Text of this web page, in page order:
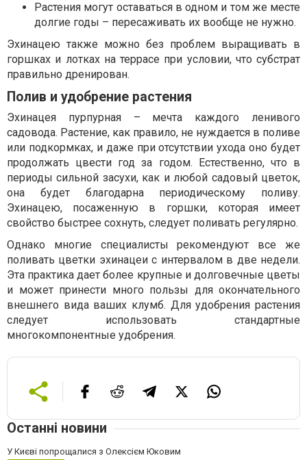
Растения могут оставаться в одном и том же месте
долгие годы – пересаживать их вообще не нужно.
Эхинацею также можно без проблем выращивать в
горшках и лотках на террасе при условии, что субстрат
правильно дренирован.
Полив и удобрение растения
Эхинацея пурпурная – мечта каждого ленивого
садовода. Растение, как правило, не нуждается в поливе
или подкормках, и даже при отсутствии ухода оно будет
продолжать цвести год за годом. Естественно, что в
периоды сильной засухи, как и любой садовый цветок,
она будет благодарна периодическому поливу.
Эхинацею, посаженную в горшки, которая имеет
свойство быстрее сохнуть, следует поливать регулярно.
Однако многие специалисты рекомендуют все же
поливать цветки эхинацеи с интервалом в две недели.
Эта практика дает более крупные и долговечные цветы
и может принести много пользы для окончательного
внешнего вида ваших клумб. Для удобрения растения
следует использовать стандартные
многокомпонентные удобрения.
Останні новини
У Києві попрощалися з Олексієм Юковим